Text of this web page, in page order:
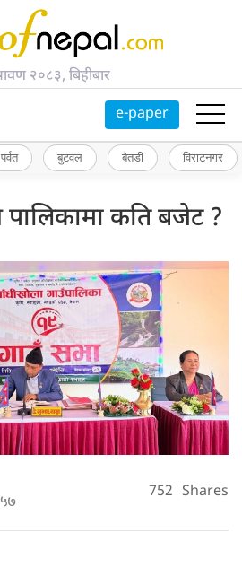
२०८३, बिहीबार
e-paper
पर्वत बुटवल बैतडी विराटनगर
कति बजेट ?
752 Shares